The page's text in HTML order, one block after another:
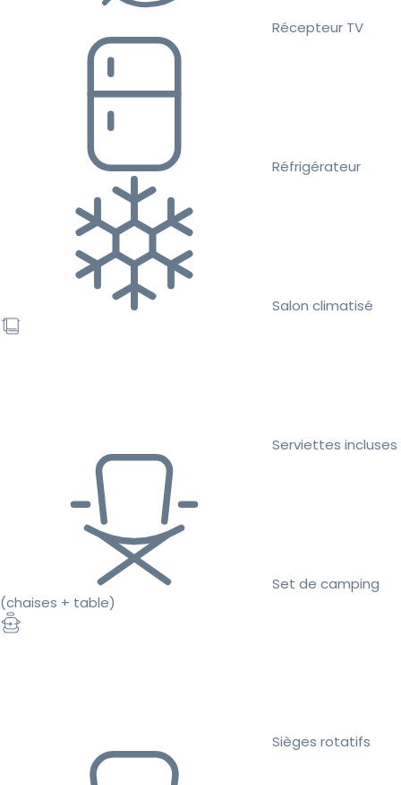
Récepteur TV
Réfrigérateur
Salon climatisé
Serviettes incluses
Set de camping
(chaises + table)
Sièges rotatifs